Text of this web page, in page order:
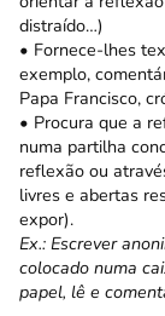
distraído…)
• Fornece-lhes
exemplo,
Papa Francisco,
• Procura que a
numa partilha
reflexão ou
livres e abertas
expor).
Ex.: Escrever
colocado numa
papel, lê e